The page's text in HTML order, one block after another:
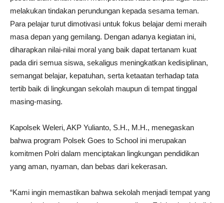
melakukan tindakan perundungan kepada sesama teman.
Para pelajar turut dimotivasi untuk fokus belajar demi meraih
masa depan yang gemilang. Dengan adanya kegiatan ini,
diharapkan nilai-nilai moral yang baik dapat tertanam kuat
pada diri semua siswa, sekaligus meningkatkan kedisiplinan,
semangat belajar, kepatuhan, serta ketaatan terhadap tata
tertib baik di lingkungan sekolah maupun di tempat tinggal
masing-masing.
Kapolsek Weleri, AKP Yulianto, S.H., M.H., menegaskan
bahwa program Polsek Goes to School ini merupakan
komitmen Polri dalam menciptakan lingkungan pendidikan
yang aman, nyaman, dan bebas dari kekerasan.
“Kami ingin memastikan bahwa sekolah menjadi tempat yang